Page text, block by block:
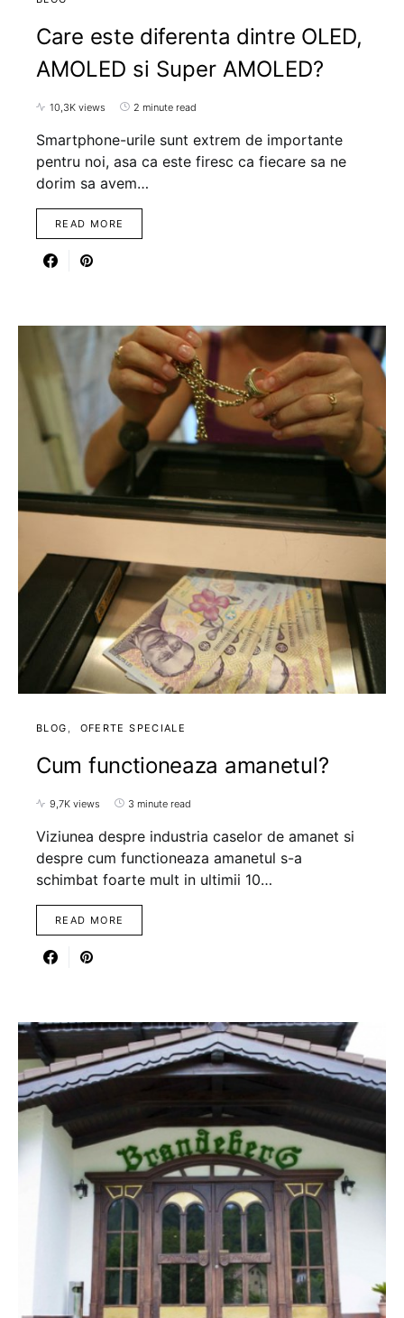
Care este diferenta dintre OLED,
AMOLED si Super AMOLED?
10,3K views 2 minute read
Smartphone-urile sunt extrem de importante
pentru noi, asa ca este firesc ca fiecare sa ne
dorim sa avem…
READ MORE
BLOG OFERTE SPECIALE
Cum functioneaza amanetul?
9,7K views 3 minute read
Viziunea despre industria caselor de amanet si
despre cum functioneaza amanetul s-a
schimbat foarte mult in ultimii 10…
READ MORE